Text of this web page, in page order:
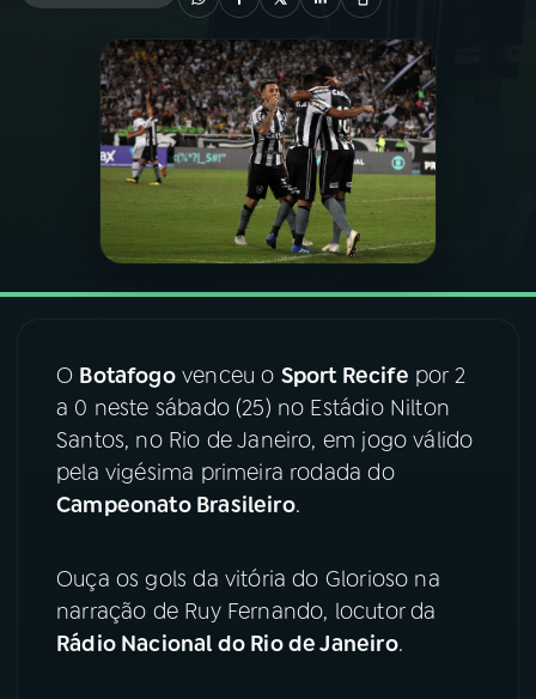
PROGRAMAÇÃO
PROGRAMAS
PODCASTS
06VIDEOCASTS
07ÚLTIMAS
08 FESTIVAL DE MÚSICA
YouTube Facebook
Instagram X
O Botafogovenceu o Sport Recife por 2
a 0 neste sábado (25) no Estádio Nilton
Santos, no Rio de Janeiro, em jogo válido
pela vigésima primeira rodada do
Campeonato Brasileiro.
Ouça os gols da vitória do Glorioso na
narração de Ruy Fernando, locutor da
Rádio Nacional do Rio de Janeiro.